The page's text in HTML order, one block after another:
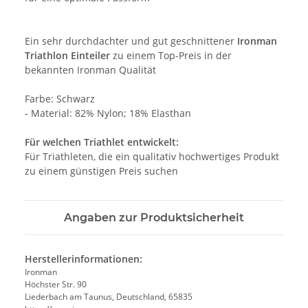
Ein sehr durchdachter und gut geschnittener Ironman
Triathlon Einteiler zu einem Top-Preis in der
bekannten Ironman Qualität
Farbe: Schwarz
- Material: 82% Nylon; 18% Elasthan
Für welchen Triathlet entwickelt:
Für Triathleten, die ein qualitativ hochwertiges Produkt
zu einem günstigen Preis suchen
Angaben zur Produktsicherheit
Herstellerinformationen:
Ironman
Höchster Str. 90
Liederbach am Taunus, Deutschland, 65835